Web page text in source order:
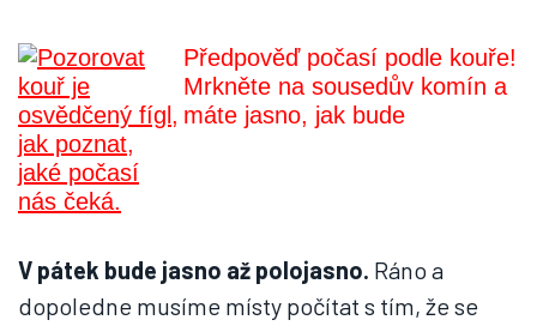
Předpověď počasí podle kouře!
Mrkněte na sousedův komín a
máte jasno, jak bude
V pátek bude jasno až polojasno. Ráno a
dopoledne musíme místy počítat s tím, že se